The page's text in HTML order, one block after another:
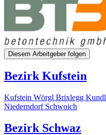
Diesem Arbeitgeber folgen
Bezirk Kufstein
Kufstein Wörgl Brixlegg Kundl
Niederndorf Schwoich
Bezirk Schwaz